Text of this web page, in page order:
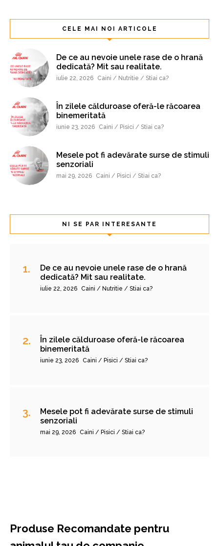
CELE MAI NOI ARTICOLE
De ce au nevoie unele rase de o hrană
dedicată? Mit sau realitate.
iulie 22, 2026 Caini / Nutritie / Stiai ca?
În zilele călduroase oferă-le răcoarea
binemeritată
iunie 23, 2026 Caini / Pisici / Stiai ca?
Mesele pot fi adevărate surse de stimuli
senzoriali
mai 29, 2026 Caini / Pisici / Stiai ca?
NI SE PAR INTERESANTE
De ce au nevoie unele rase de o hrană
dedicată? Mit sau realitate.
iulie 22, 2026 Caini / Nutritie / Stiai ca?
În zilele călduroase oferă-le răcoarea
binemeritată
iunie 23, 2026 Caini / Pisici / Stiai ca?
Mesele pot fi adevărate surse de stimuli
senzoriali
mai 29, 2026 Caini / Pisici / Stiai ca?
Produse Recomandate pentru